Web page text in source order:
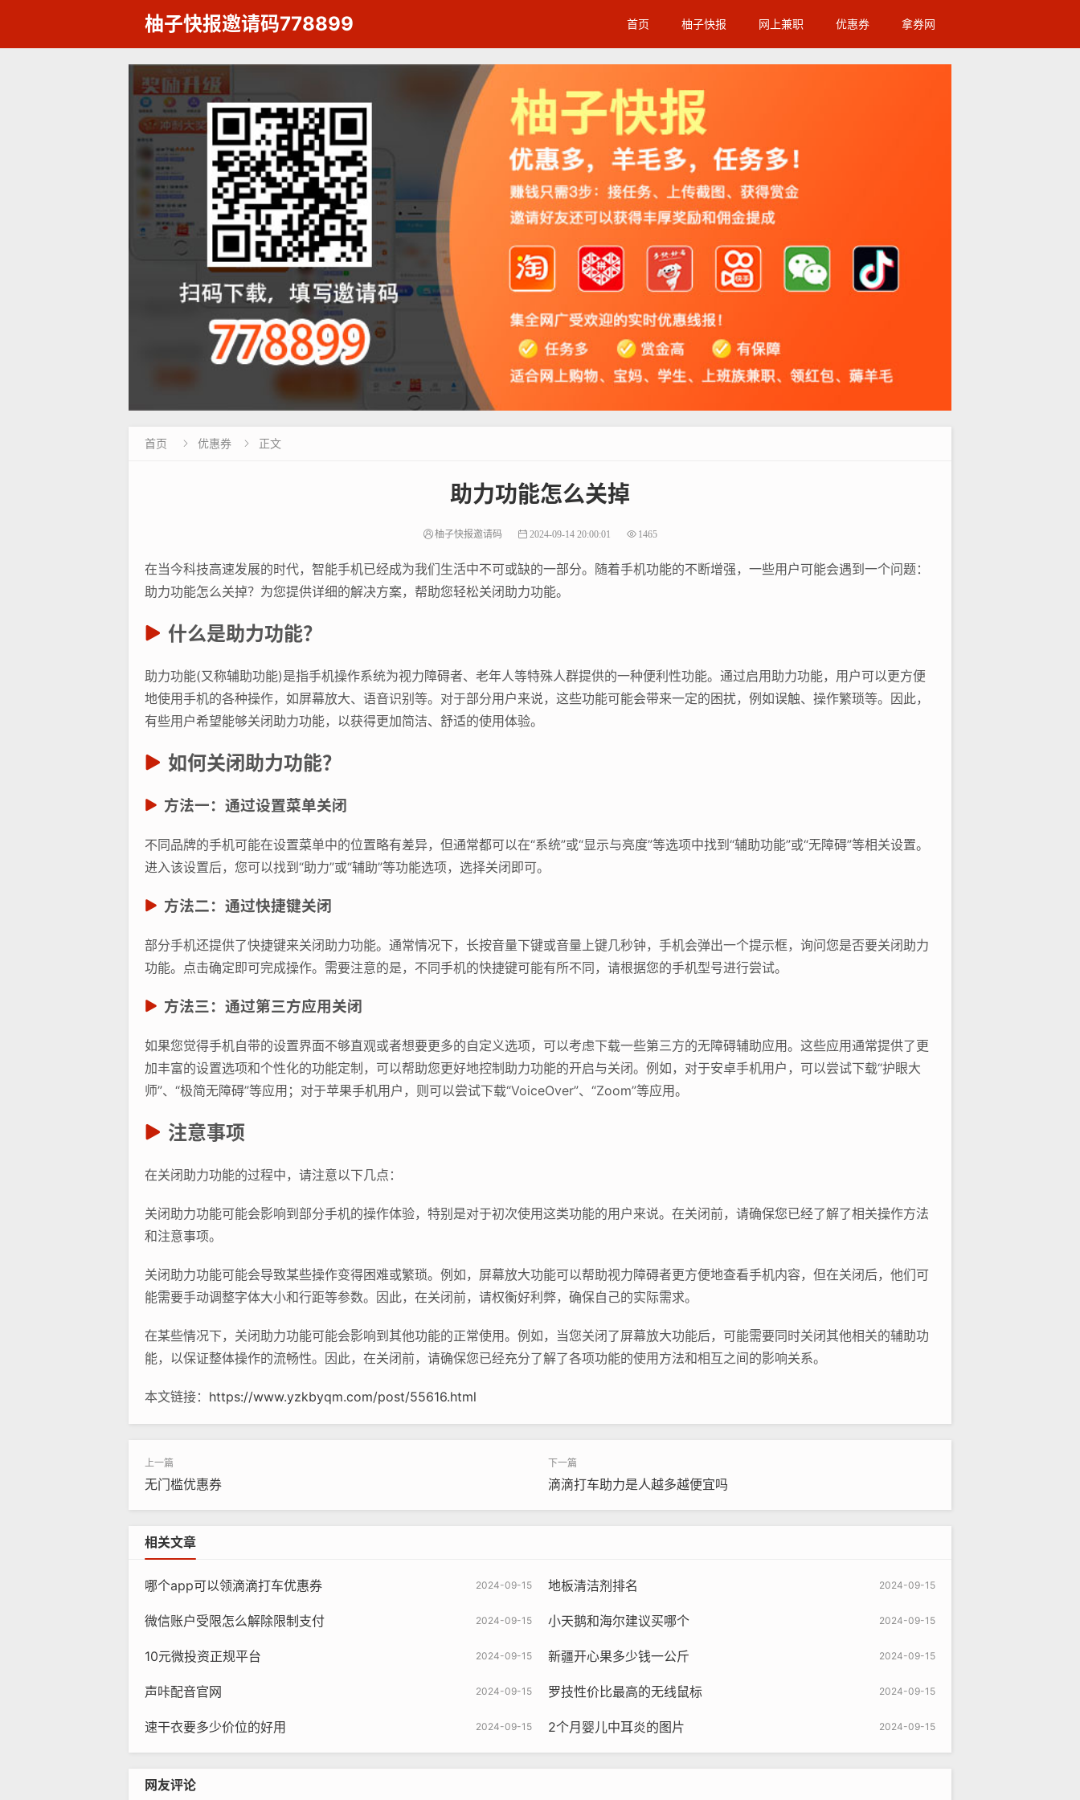
柚子快报邀请码778899 首页 柚子快报 网上兼职 优惠券 拿券网
首页  优惠券  正文
助力功能怎么关掉
柚子快报邀请码 2024-09-14 20:00:01 1465
在当今科技高速发展的时代，智能手机已经成为我们生活中不可或缺的一部分。随着手机功能的不断增强，一些用户可能会遇到一个问题：
助力功能怎么关掉？为您提供详细的解决方案，帮助您轻松关闭助力功能。
什么是助力功能？
助力功能(又称辅助功能)是指手机操作系统为视力障碍者、老年人等特殊人群提供的一种便利性功能。通过启用助力功能，用户可以更方便
地使用手机的各种操作，如屏幕放大、语音识别等。对于部分用户来说，这些功能可能会带来一定的困扰，例如误触、操作繁琐等。因此，
有些用户希望能够关闭助力功能，以获得更加简洁、舒适的使用体验。
如何关闭助力功能？
方法一：通过设置菜单关闭
不同品牌的手机可能在设置菜单中的位置略有差异，但通常都可以在“系统”或“显示与亮度”等选项中找到“辅助功能”或“无障碍”等相关设置。
进入该设置后，您可以找到“助力”或“辅助”等功能选项，选择关闭即可。
方法二：通过快捷键关闭
部分手机还提供了快捷键来关闭助力功能。通常情况下，长按音量下键或音量上键几秒钟，手机会弹出一个提示框，询问您是否要关闭助力
功能。点击确定即可完成操作。需要注意的是，不同手机的快捷键可能有所不同，请根据您的手机型号进行尝试。
方法三：通过第三方应用关闭
如果您觉得手机自带的设置界面不够直观或者想要更多的自定义选项，可以考虑下载一些第三方的无障碍辅助应用。这些应用通常提供了更
加丰富的设置选项和个性化的功能定制，可以帮助您更好地控制助力功能的开启与关闭。例如，对于安卓手机用户，可以尝试下载“护眼大
师”、“极简无障碍”等应用；对于苹果手机用户，则可以尝试下载“VoiceOver”、“Zoom”等应用。
注意事项
在关闭助力功能的过程中，请注意以下几点：
关闭助力功能可能会影响到部分手机的操作体验，特别是对于初次使用这类功能的用户来说。在关闭前，请确保您已经了解了相关操作方法
和注意事项。
关闭助力功能可能会导致某些操作变得困难或繁琐。例如，屏幕放大功能可以帮助视力障碍者更方便地查看手机内容，但在关闭后，他们可
能需要手动调整字体大小和行距等参数。因此，在关闭前，请权衡好利弊，确保自己的实际需求。
在某些情况下，关闭助力功能可能会影响到其他功能的正常使用。例如，当您关闭了屏幕放大功能后，可能需要同时关闭其他相关的辅助功
能，以保证整体操作的流畅性。因此，在关闭前，请确保您已经充分了解了各项功能的使用方法和相互之间的影响关系。
本文链接： https://www.yzkbyqm.com/post/55616.html
无门槛优惠券 滴滴打车助力是人越多越便宜吗
相关文章
2024-09-15
哪个app可以领滴滴打车优惠券 2024-09-15
地板清洁剂排名
2024-09-15
微信账户受限怎么解除限制支付 2024-09-15
小天鹅和海尔建议买哪个
2024-09-15
10元微投资正规平台 2024-09-15
新疆开心果多少钱一公斤
2024-09-15
声咔配音官网 2024-09-15
罗技性价比最高的无线鼠标
2024-09-15
速干衣要多少价位的好用 2024-09-15
2个月婴儿中耳炎的图片
网友评论